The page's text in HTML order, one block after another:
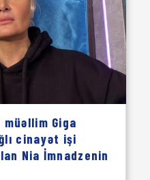
Giga
cinayət işi
Nia İmnadzenin